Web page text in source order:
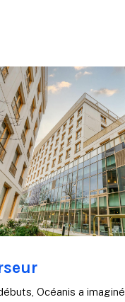
Océanis a imaginé